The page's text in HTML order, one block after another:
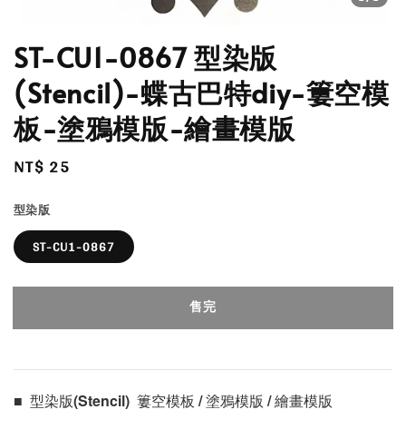
ST-CU1-0867 型染版
(Stencil)-蝶古巴特diy-簍空模
板-塗鴉模版-繪畫模版
Regular
NT$ 25
型染版
ST-CU1-0867
售完
■  型染版(Stencil)  簍空模板 / 塗鴉模版 / 繪畫模版